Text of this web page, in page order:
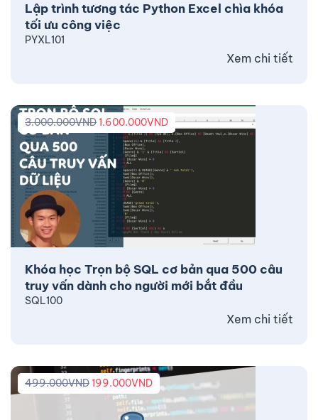
Lập trình tương tác Python Excel chìa khóa
tối ưu công việc
PYXL101
Xem chi tiết
Khóa học Trọn bộ SQL cơ bản qua 500 câu
truy vấn dành cho người mới bắt đầu
3.000.000VND1.600.000VND
SQL100
Xem chi tiết
499.000VND199.000VND